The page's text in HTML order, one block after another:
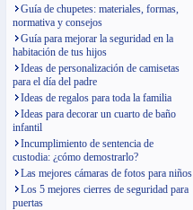
Guía de chupetes: materiales, formas,
normativa y consejos
Guía para mejorar la seguridad en la
habitación de tus hijos
Ideas de personalización de camisetas
para el día del padre
Ideas de regalos para toda la familia
Ideas para decorar un cuarto de baño
infantil
Incumplimiento de sentencia de
custodia: ¿cómo demostrarlo?
Las mejores cámaras de fotos para niños
Los 5 mejores cierres de seguridad para
puertas